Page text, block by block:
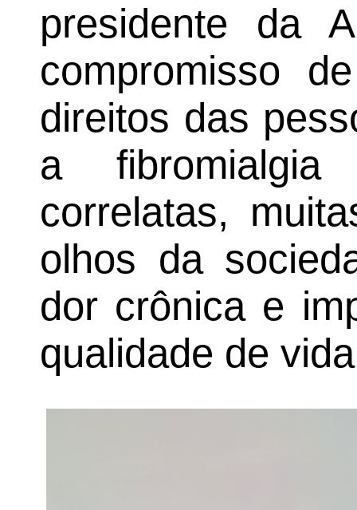
presidente da
compromisso
direitos das
a
correlatas,
olhos da
dor crônica e
qualidade de